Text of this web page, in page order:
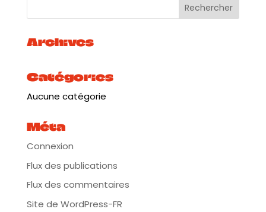
Archives
Catégories
Aucune catégorie
Méta
Connexion
Flux des publications
Flux des commentaires
Site de WordPress-FR